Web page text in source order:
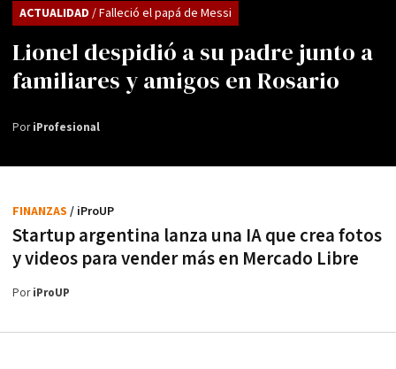
Lionel despidió a su padre junto a
familiares y amigos en Rosario
ACTUALIDAD / Falleció el papá de Messi
PoriProfesional
Startup argentina lanza una IA que crea fotos
y videos para vender más en Mercado Libre
FINANZAS / iProUP
PoriProUP